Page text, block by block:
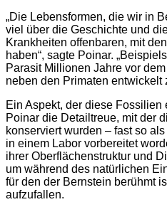
„Die Lebensformen, die wir in
viel über die Geschichte und
Krankheiten offenbaren, mit
haben“, sagte Poinar.
Parasit Millionen Jahre vor
neben den Primaten entwickelt
Ein Aspekt, der diese Fossilien
Poinar die Detailtreue, mit der
konserviert wurden – fast so
in einem Labor vorbereitet
ihrer Oberflächenstruktur und
um während des natürlichen
für den der Bernstein berühmt
aufzufallen.